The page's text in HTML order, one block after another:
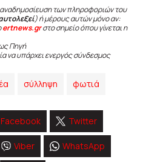
των πληροφοριών του
) ή μέρους αυτών μόνο αν:
ertnews.grστο σημείο όπου γίνεται η
Πηγή
να υπάρχει ενεργός σύνδεσμος
σύλληψη φωτιά
Facebook Twitter
Viber WhatsApp